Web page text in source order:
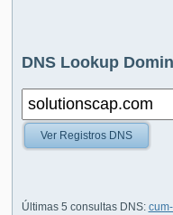
DNS Lookup
Ver Registros DNS
Últimas 5 consultas DNS: